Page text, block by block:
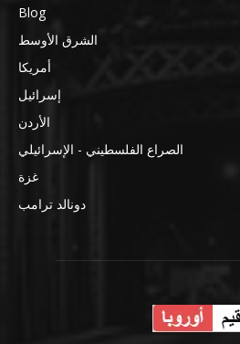
Blog
الشرق الأوسط
أمريكا
إسرائيل
الأردن
الصراع الفلسطيني - الإسرائيلي
غزة
دونالد ترامب